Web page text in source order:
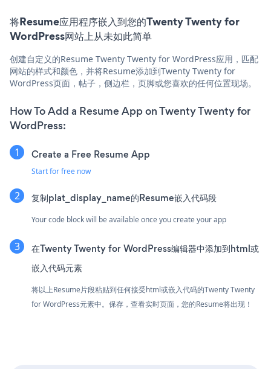
将Resume应用程序嵌入到您的Twenty Twenty for
WordPress网站上从未如此简单
创建自定义的Resume Twenty Twenty for WordPress应用，匹配
网站的样式和颜色，并将Resume添加到Twenty Twenty for
WordPress页面，帖子，侧边栏，页脚或您喜欢的任何位置现场。
How To Add a Resume App on Twenty Twenty for
WordPress:
Create a Free Resume App
Start for free now
复制plat_display_name的Resume嵌入代码段
Your code block will be available once you create your app
在Twenty Twenty for WordPress编辑器中添加到html或
嵌入代码元素
将以上Resume片段粘贴到任何接受html或嵌入代码的Twenty Twenty
for WordPress元素中。保存，查看实时页面，您的Resume将出现！